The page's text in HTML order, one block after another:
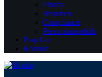
Finans
Historien
Compliance
Persondatapolitik
Projekter
Kontakt